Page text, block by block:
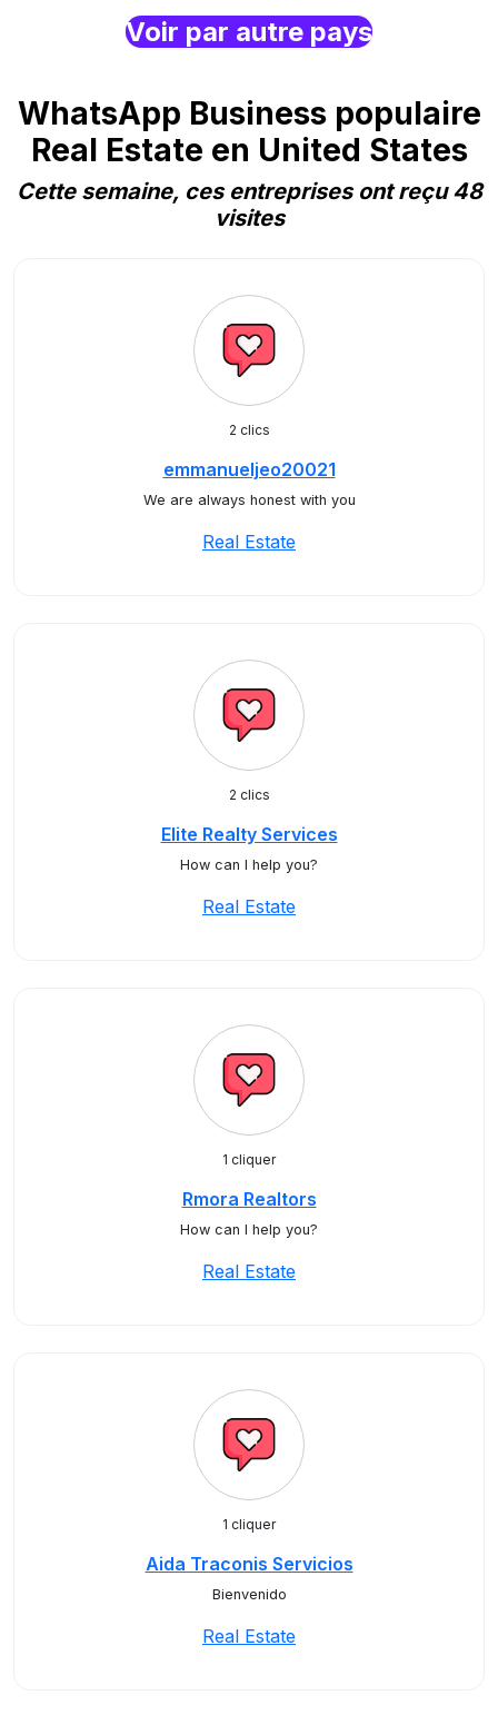
Voir par autre pays
WhatsApp Business populaire
Real Estate en United States
Cette semaine, ces entreprises ont reçu 48
visites
2 clics
emmanueljeo20021
We are always honest with you
Real Estate
2 clics
Elite Realty Services
How can I help you?
Real Estate
1 cliquer
Rmora Realtors
How can I help you?
Real Estate
1 cliquer
Aida Traconis Servicios
Bienvenido
Real Estate